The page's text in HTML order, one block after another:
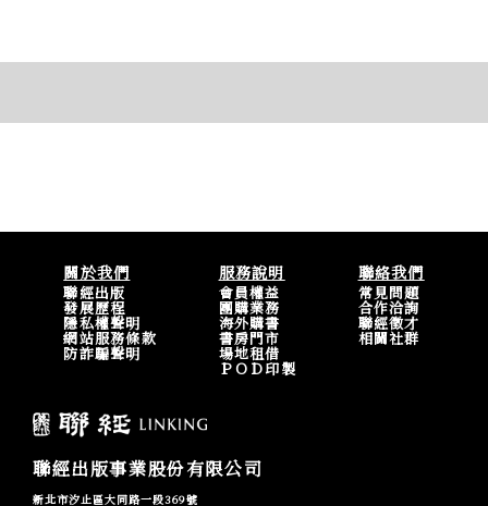
關於我們
聯經出版
發展歷程
隱私權聲明
網站服務條款
防詐騙聲明
服務說明
會員權益
團購業務
海外購書
書房門市
場地租借
ＰＯＤ印製
聯絡我們
常見問題
合作洽詢
聯經徵才
相關社群
聯經出版事業股份有限公司
新北市汐止區大同路一段369號